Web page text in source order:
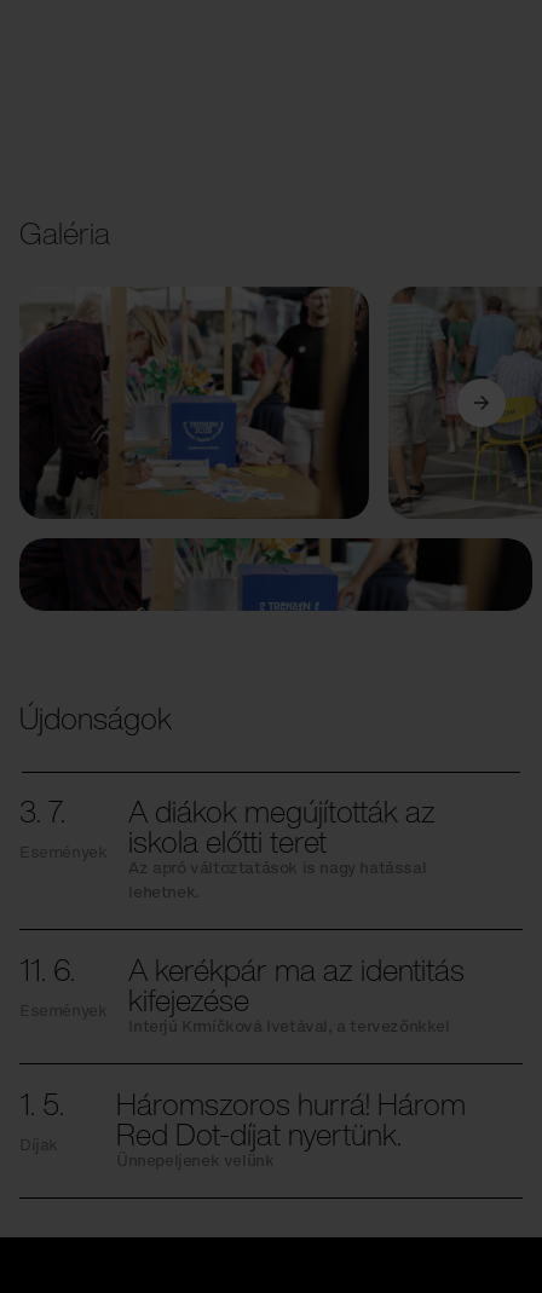
Galéria
Előző Következő
Újdonságok
3. 7.
Események
A diákok megújították az
iskola előtti teret
Az apró változtatások is nagy hatással
lehetnek.
11. 6.
Események
A kerékpár ma az identitás
kifejezése
Interjú Krmíčková Ivetával, a tervezőnkkel
1. 5.
Díjak
Háromszoros hurrá! Három
Red Dot-díjat nyertünk.
Ünnepeljenek velünk